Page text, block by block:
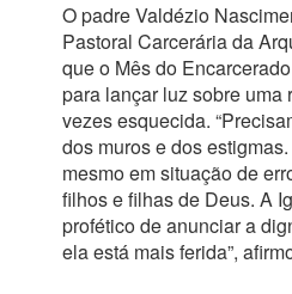
O padre Valdézio
Pastoral Carcerária da
que o Mês do
para lançar luz sobre uma
vezes esquecida.
dos muros e dos
mesmo em situação de
filhos e filhas de Deus. A
profético de anunciar a
ela está mais ferida”,